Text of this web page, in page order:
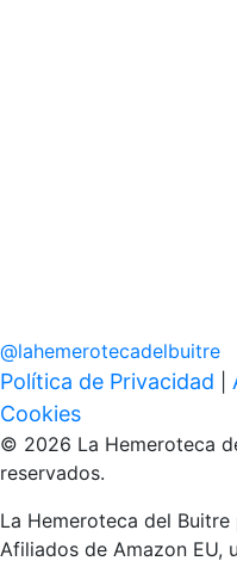
@lahemerotecadelbuitre
Política de Privacidad
Cookies
© 2026 La Hemeroteca
reservados.
La Hemeroteca del
Afiliados de Amazon EU,